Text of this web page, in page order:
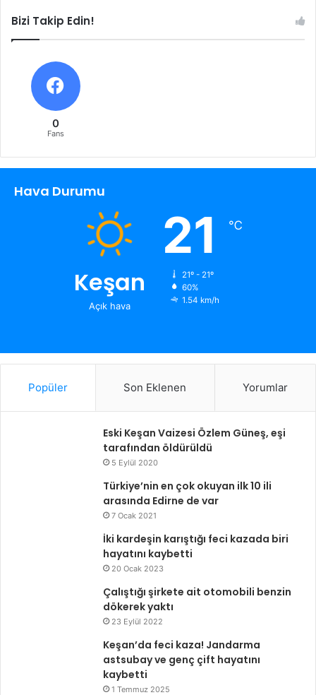
Bizi Takip Edin!
0
Fans
Hava Durumu
Keşan
Açık hava
21 ℃
21º - 21º
60%
1.54 km/h
Popüler Son Eklenen Yorumlar
Eski Keşan Vaizesi Özlem Güneş, eşi
tarafından öldürüldü
5 Eylül 2020
Türkiye’nin en çok okuyan ilk 10 ili
arasında Edirne de var
7 Ocak 2021
İki kardeşin karıştığı feci kazada biri
hayatını kaybetti
20 Ocak 2023
Çalıştığı şirkete ait otomobili benzin
dökerek yaktı
23 Eylül 2022
Keşan’da feci kaza! Jandarma
astsubay ve genç çift hayatını
kaybetti
1 Temmuz 2025